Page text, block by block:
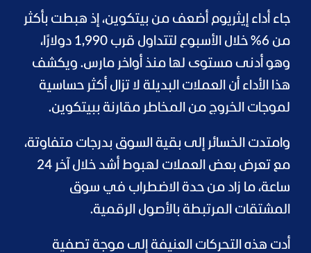
جاء أداء إيثريوم أضعف من بيتكوين، إذ هبطت بأكثر
من 6% خلال الأسبوع لتتداول قرب 1,990 دولارًا،
وهو أدنى مستوى لها منذ أواخر مارس. ويكشف
هذا الأداء أن العملات البديلة لا تزال أكثر حساسية
لموجات الخروج من المخاطر مقارنة ببيتكوين.
وامتدت الخسائر إلى بقية السوق بدرجات متفاوتة،
مع تعرض بعض العملات لهبوط أشد خلال آخر 24
ساعة، ما زاد من حدة الاضطراب في سوق
المشتقات المرتبطة بالأصول الرقمية.
أدت هذه التحركات العنيفة إلى موجة تصفية